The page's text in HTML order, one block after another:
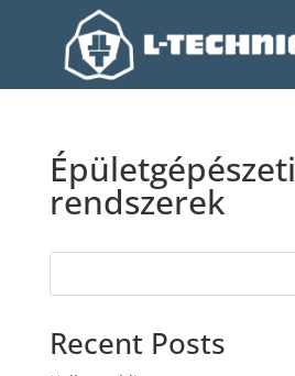
Épületgépészeti
rendszerek
Recent Posts